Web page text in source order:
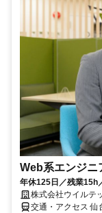
Web系エンジニ
年休125日／残業15h
株式会社ウイルテ
交通・アクセス 仙